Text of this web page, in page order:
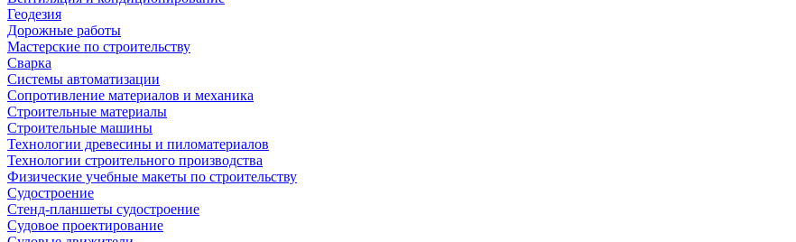
Геодезия
Дорожные работы
Мастерские по строительству
Сварка
Системы автоматизации
Сопротивление материалов и механика
Строительные материалы
Строительные машины
Технологии древесины и пиломатериалов
Технологии строительного производства
Физические учебные макеты по строительству
Судостроение
Стенд-планшеты судостроение
Судовое проектирование